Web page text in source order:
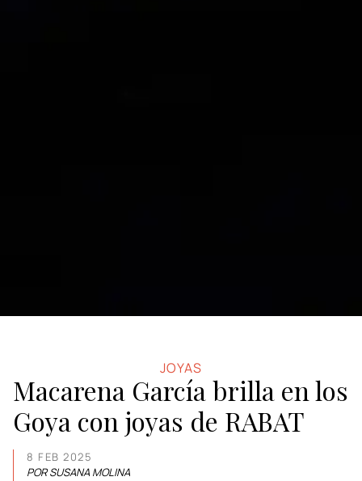
JOYAS
Macarena García brilla en los
Goya con joyas de RABAT
8 FEB 2025
POR SUSANA MOLINA